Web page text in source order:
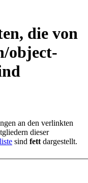
die von
object-
an den verlinkten
dieser
sind fett dargestellt.